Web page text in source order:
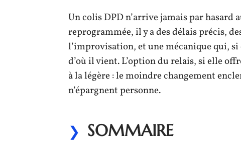
Un colis DPD n’arrive jamais par
reprogrammée, il y a des délais précis,
l’improvisation, et une mécanique qui,
d’où il vient. L’option du relais, si elle
à la légère : le moindre changement
n’épargnent personne.
SOMMAIRE